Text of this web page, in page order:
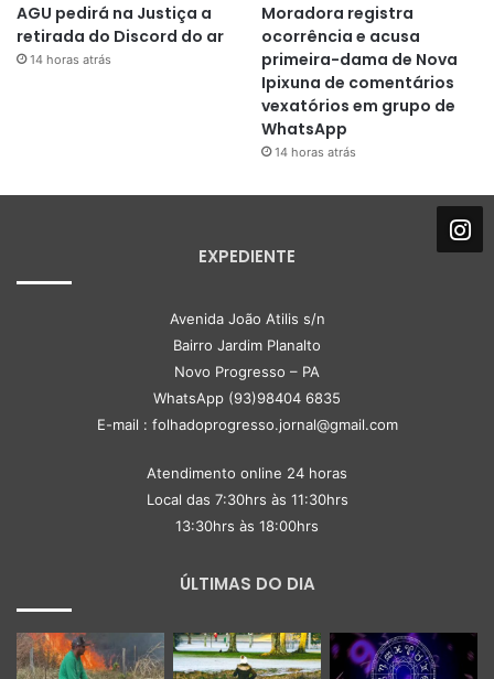
AGU pedirá na Justiça a
retirada do Discord do ar
14 horas atrás
Moradora registra
ocorrência e acusa
primeira-dama de Nova
Ipixuna de comentários
vexatórios em grupo de
WhatsApp
14 horas atrás
EXPEDIENTE
Avenida João Atilis s/n
Bairro Jardim Planalto
Novo Progresso – PA
WhatsApp (93)98404 6835
E-mail : folhadoprogresso.jornal@gmail.com
Atendimento online 24 horas
Local das 7:30hrs às 11:30hrs
13:30hrs às 18:00hrs
ÚLTIMAS DO DIA